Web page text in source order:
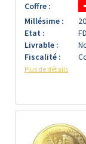
Coffre :
Millésime :
Etat :
Livrable :
Fiscalité :
Plus de détails